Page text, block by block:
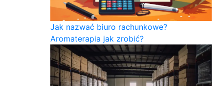
Jak nazwać biuro rachunkowe?
Aromaterapia jak zrobić?